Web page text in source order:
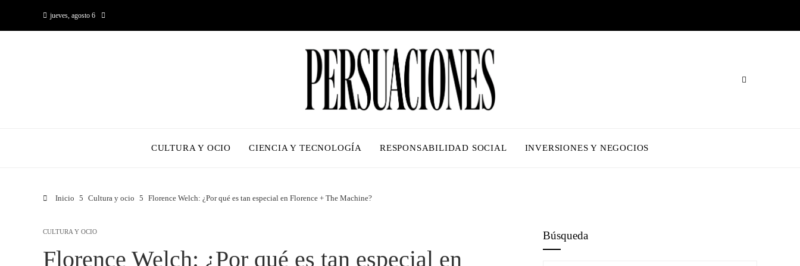
jueves, agosto 6
CULTURA Y OCIO CIENCIA Y TECNOLOGÍA RESPONSABILIDAD SOCIAL INVERSIONES Y NEGOCIOS
Inicio Cultura y ocio Florence Welch: ¿Por qué es tan especial en Florence + The Machine?
CULTURA Y OCIO
Florence Welch: ¿Por qué es tan especial en
Búsqueda